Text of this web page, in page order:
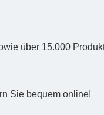
über 15.000
Sie bequem online!